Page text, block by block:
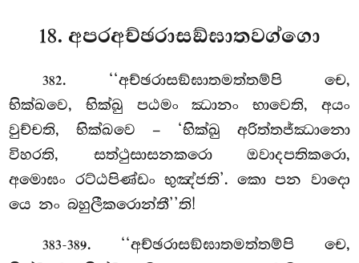
18. අපරඅච්ඡරාසඞ්ඝාතවග්ගො
382. ‘‘අච්ඡරාසඞ්ඝාතමත්තම්පි චෙ,
භික්ඛවෙ, භික්ඛු පඨමං ඣානං භාවෙති, අයං
වුච්චති, භික්ඛවෙ – ‘භික්ඛු අරිත්තජ්ඣානො
විහරති, සත්ථුසාසනකරො ඔවාදපතිකරො,
අමොඝං රට්ඨපිණ්ඩං භුඤ්ජති’. කො පන වාදො
යෙ නං බහුලීකරොන්තී’’ති!
383-389. ‘‘අච්ඡරාසඞ්ඝාතමත්තම්පි චෙ,